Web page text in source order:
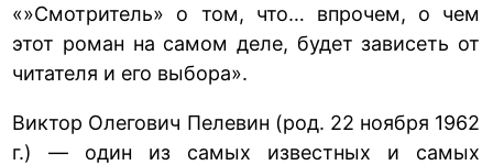
«»Смотритель» о том, что… впрочем, о чем
этот роман на самом деле, будет зависеть от
читателя и его выбора».
Виктор Олегович Пелевин (род. 22 ноября 1962
г.) — один из самых известных и самых